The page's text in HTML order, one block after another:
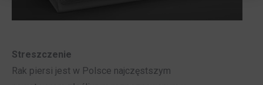
Streszczenie
Rak piersi jest w Polsce najczęstszym